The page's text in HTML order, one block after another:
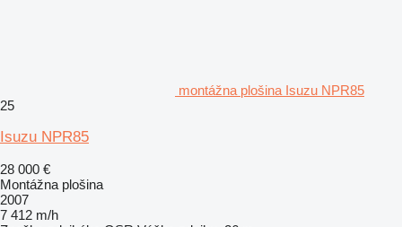
montážna plošina Isuzu NPR85
25
Isuzu NPR85
28 000 €
Montážna plošina
2007
7 412 m/h